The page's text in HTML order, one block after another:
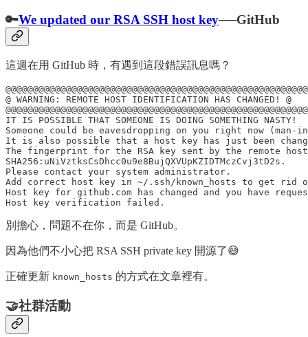
🔑We updated our RSA SSH host key──GitHub
這週在用 GitHub 時，有遇到這段錯誤訊息嗎？
@ WARNING: REMOTE HOST IDENTIFICATION HAS CHANGED! @
IT IS POSSIBLE THAT SOMEONE IS DOING SOMETHING NASTY!
Someone could be eavesdropping on you right now
It is also possible that a host key has just been
The fingerprint for the RSA key sent by the remote
SHA256:uNiVztksCsDhcc0u9e8BujQXVUpKZIDTMczCvj3tD2s.
Please contact your system administrator.
Add correct host key in ~/.ssh/known_hosts to get rid
Host key for github.com has changed and you have
Host key verification failed.
別擔心，問題不在你，而是 GitHub。
因為他們不小心把 RSA SSH private key 開源了😅
正確更新 known_hosts 的方式在文章裡有。
🤝社群活動